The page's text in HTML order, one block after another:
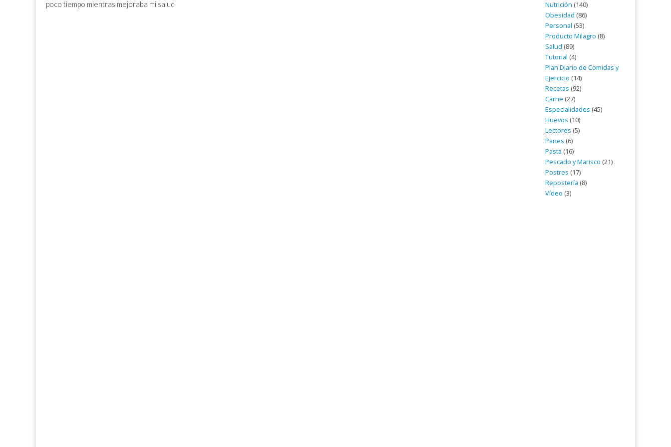
poco tiempo mientras mejoraba mi salud Nutrición (140)
Obesidad (86)
Personal (53)
Producto Milagro (8)
Salud (89)
Tutorial (4)
Plan Diario de Comidas y
Ejercicio (14)
Recetas (92)
Carne (27)
Especialidades (45)
Huevos (10)
Lectores (5)
Panes (6)
Pasta (16)
Pescado y Marisco (21)
Postres (17)
Repostería (8)
Vídeo (3)